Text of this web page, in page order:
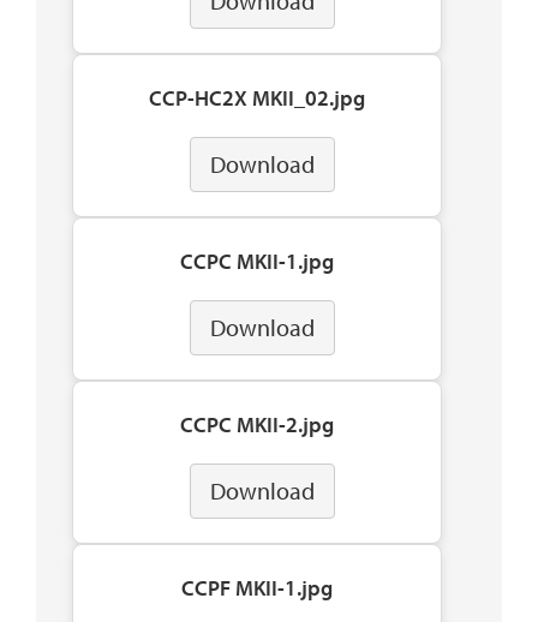
CCP-HC2X MKII_02.jpg
Download
CCPC MKII-1.jpg
Download
CCPC MKII-2.jpg
Download
CCPF MKII-1.jpg